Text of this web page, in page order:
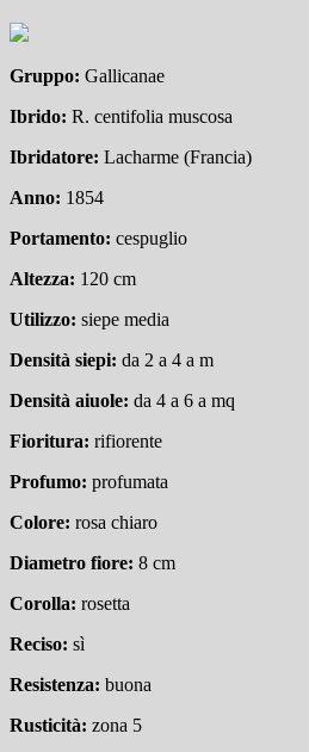
Gruppo: Gallicanae
Ibrido: R. centifolia muscosa
Ibridatore: Lacharme (Francia)
Anno: 1854
Portamento: cespuglio
Altezza: 120 cm
Utilizzo: siepe media
Densità siepi: da 2 a 4 a m
Densità aiuole: da 4 a 6 a mq
Fioritura: rifiorente
Profumo: profumata
Colore: rosa chiaro
Diametro fiore: 8 cm
Corolla: rosetta
Reciso: sì
Resistenza: buona
Rusticità: zona 5